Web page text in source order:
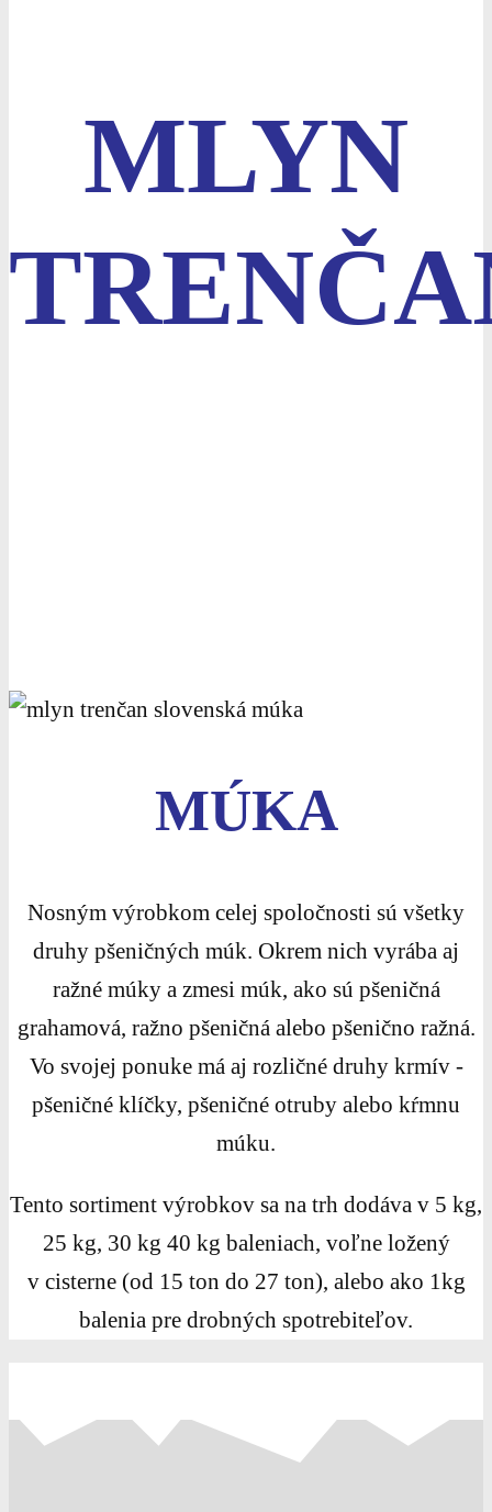
MLYN
MÚKA
Nosným výrobkom celej spoločnosti sú všetky
druhy pšeničných múk. Okrem nich vyrába aj
ražné múky a zmesi múk, ako sú pšeničná
grahamová, ražno pšeničná alebo pšenično ražná.
Vo svojej ponuke má aj rozličné druhy krmív -
pšeničné klíčky, pšeničné otruby alebo kŕmnu
múku.
Tento sortiment výrobkov sa na trh dodáva v 5 kg,
25 kg, 30 kg 40 kg baleniach, voľne ložený
v cisterne (od 15 ton do 27 ton), alebo ako 1kg
balenia pre drobných spotrebiteľov.